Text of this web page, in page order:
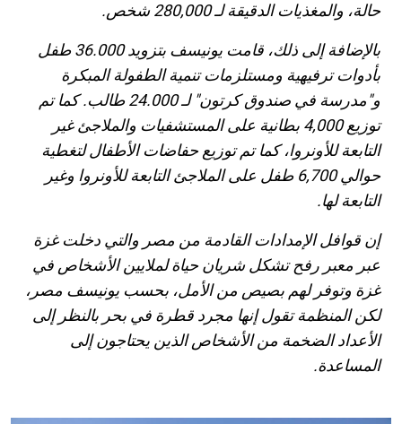
حالة، والمغذيات الدقيقة لـ 280,000 شخص.
بالإضافة إلى ذلك، قامت يونيسف بتزويد 36.000 طفل
بأدوات ترفيهية ومستلزمات تنمية الطفولة المبكرة
و"مدرسة في صندوق كرتون" لـ 24.000 طالب. كما تم
توزيع 4,000 بطانية على المستشفيات والملاجئ غير
التابعة للأونروا، كما تم توزيع حفاضات الأطفال لتغطية
حوالي 6,700 طفل على الملاجئ التابعة للأونروا وغير
التابعة لها.
إن قوافل الإمدادات القادمة من مصر والتي دخلت غزة
عبر معبر رفح تشكل شريان حياة لملايين الأشخاص في
غزة وتوفر لهم بصيص من الأمل، بحسب يونيسف مصر،
لكن المنظمة تقول إنها مجرد قطرة في بحر بالنظر إلى
الأعداد الضخمة من الأشخاص الذين يحتاجون إلى
المساعدة.